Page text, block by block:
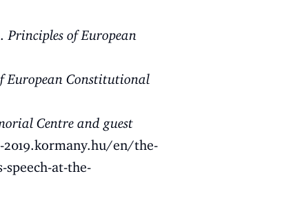
Principles of European
European Constitutional
Centre and guest
en/the-
at-the-